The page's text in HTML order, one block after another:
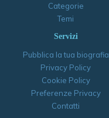
Categorie
Temi
Servizi
Pubblica la tua biografia
Privacy Policy
Cookie Policy
Preferenze Privacy
Contatti